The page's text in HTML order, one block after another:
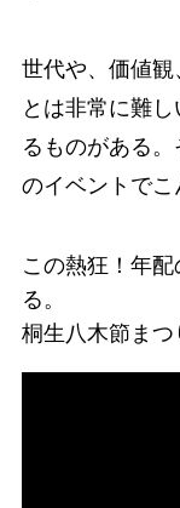
世代や、価値
とは非常に難
るものがある
のイベントでこ
この熱狂！年
る。
桐生八木節ま